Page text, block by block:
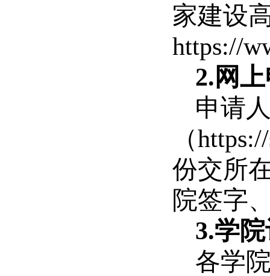
家建设
https://
2.网
申请
（
份交所
院签字
3.学
各学